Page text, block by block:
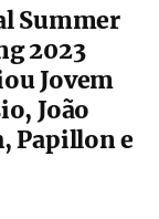
Summer
2023
Jovem
João
Papillon e